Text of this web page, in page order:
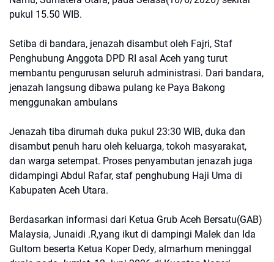
pukul 15.50 WIB.
Setiba di bandara, jenazah disambut oleh Fajri, Staf
Penghubung Anggota DPD RI asal Aceh yang turut
membantu pengurusan seluruh administrasi. Dari bandara,
jenazah langsung dibawa pulang ke Paya Bakong
menggunakan ambulans
Jenazah tiba dirumah duka pukul 23:30 WIB, duka dan
disambut penuh haru oleh keluarga, tokoh masyarakat,
dan warga setempat. Proses penyambutan jenazah juga
didampingi Abdul Rafar, staf penghubung Haji Uma di
Kabupaten Aceh Utara.
Berdasarkan informasi dari Ketua Grub Aceh Bersatu(GAB)
Malaysia, Junaidi .R,yang ikut di dampingi Malek dan Ida
Gultom beserta Ketua Koper Dedy, almarhum meninggal